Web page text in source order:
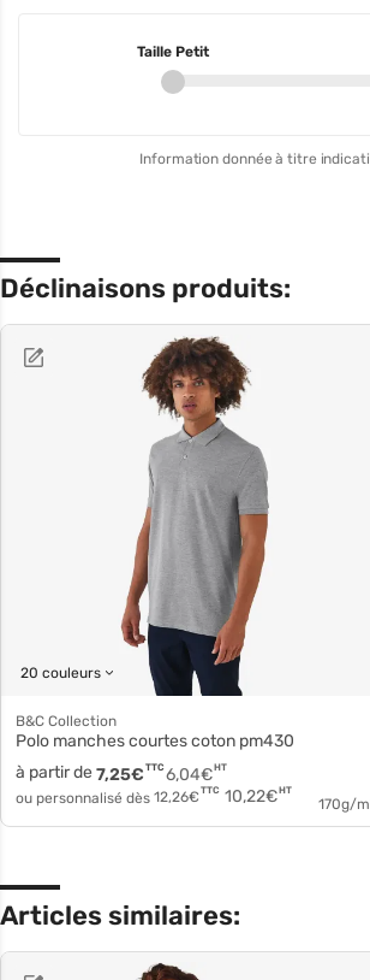
Taille Petit
Information donnée à titre
Déclinaisons produits:
20 couleurs
B&C Collection
Polo manches courtes coton pm430
à partir de
6,04€HT
7,25€ TTC
ou personnalisé dès 12,26€ TTC 10,22€HT
170g/
Articles similaires: